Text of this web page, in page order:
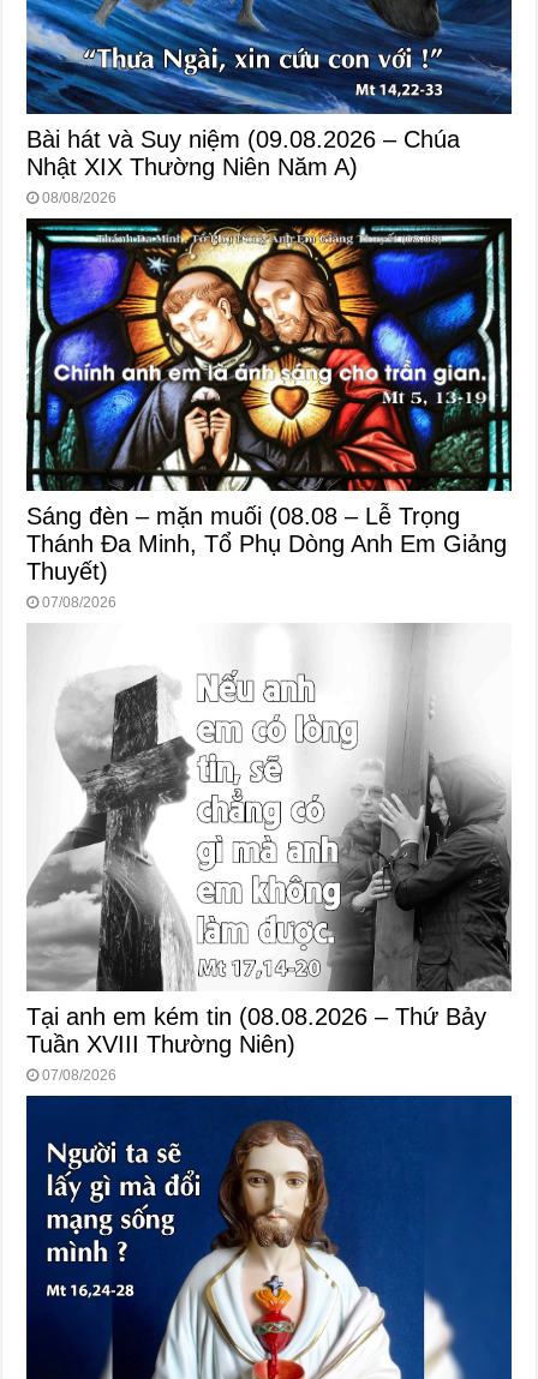
Bài hát và Suy niệm (09.08.2026 – Chúa
Nhật XIX Thường Niên Năm A)
08/08/2026
Sáng đèn – mặn muối (08.08 – Lễ Trọng
Thánh Đa Minh, Tổ Phụ Dòng Anh Em Giảng
Thuyết)
07/08/2026
Tại anh em kém tin (08.08.2026 – Thứ Bảy
Tuần XVIII Thường Niên)
07/08/2026